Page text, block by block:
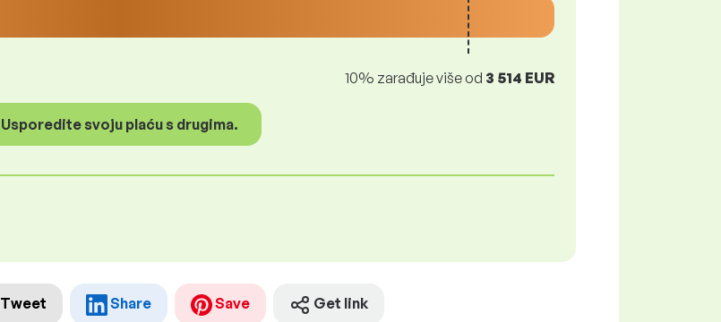
10% zarađuje više od 3 514 EUR
Usporedite svoju plaću s drugima.
Tweet Share Save Get link